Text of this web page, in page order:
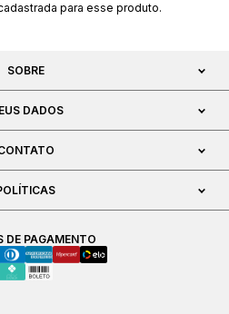
para esse produto.
SOBRE
DADOS
DE PAGAMENTO